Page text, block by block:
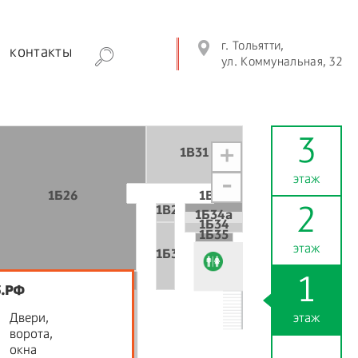
г. Тольятти,
ул. Коммунальная, 32
контакты
3
этаж
2
этаж
1
этаж
+
-
Двери,
ворота,
окна
1В25
1В31
1Б34а
1Б26
1Б34
1В27
1Б32
1Б35